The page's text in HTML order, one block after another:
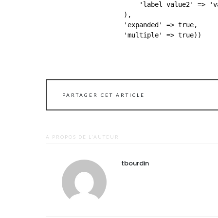
'label value2' =>
                    ),
                    'expanded' => true,
PARTAGER CET ARTICLE
A PROPOS DE L'AUTEUR
tbourdin